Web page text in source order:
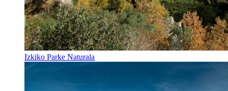
Izkiko Parke Naturala